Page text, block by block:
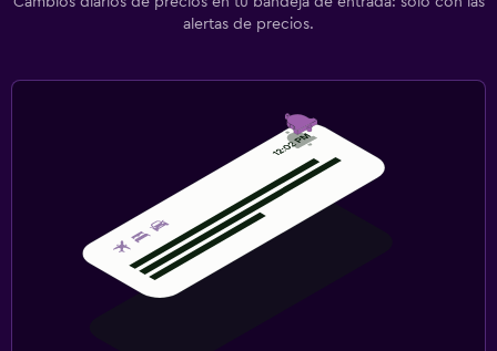
alertas de precios.